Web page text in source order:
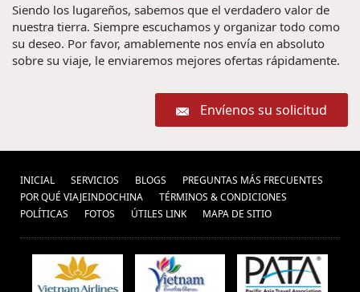
Siendo los lugareños, sabemos que el verdadero valor de
nuestra tierra. Siempre escuchamos y organizar todo como
su deseo. Por favor, amablemente nos envía en absoluto
sobre su viaje, le enviaremos mejores ofertas rápidamente.
Envíenos su solicitud
INICIAL SERVICIOS BLOGS
PREGUNTAS MÁS FRECUENTES
POR QUÉ VIAJEINDOCHINA
TÉRMINOS & CONDICIONES
POLÍ­TICAS
FOTOS ÚTILES LINK MAPA DE SITIO